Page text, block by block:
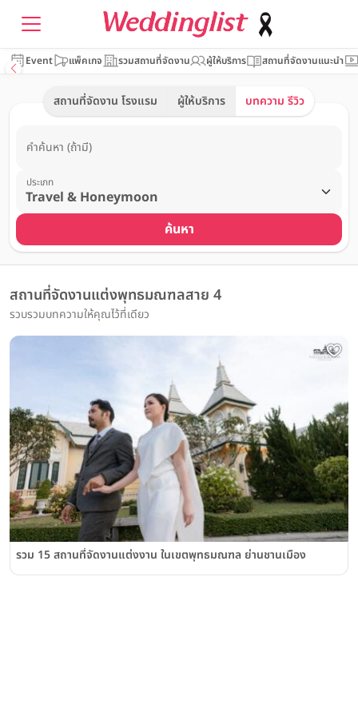
Event แพ็คเกจ รวมสถานที่จัดงาน ผู้ให้บริการ สถานที่จัดงานแนะนำ
สถานที่จัดงาน โรงแรม ผู้ให้บริการ บทความ รีวิว
คำค้นหา (ถ้ามี)
ประเภท
ค้นหา
สถานที่จัดงานแต่งพุทธมณฑลสาย 4
รวบรวมบทความให้คุณไว้ที่เดียว
รวม 15 สถานที่จัดงานแต่งงาน ในเขตพุทธมณฑล ย่านชานเมือง